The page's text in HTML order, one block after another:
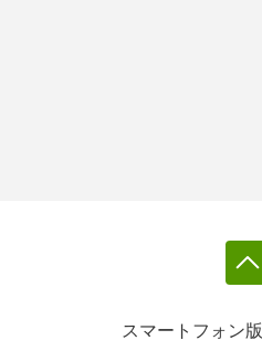
スマートフォン版